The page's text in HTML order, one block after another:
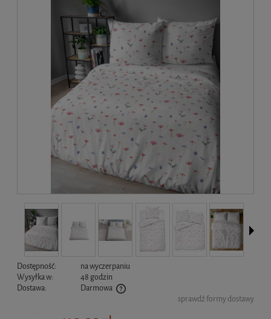
Dostępność:
na wyczerpaniu
Wysyłka w:
48 godzin
Dostawa:
Darmowa
Cena nie zawiera ewentualnych kosztów płatnościsprawdź formy dostawy